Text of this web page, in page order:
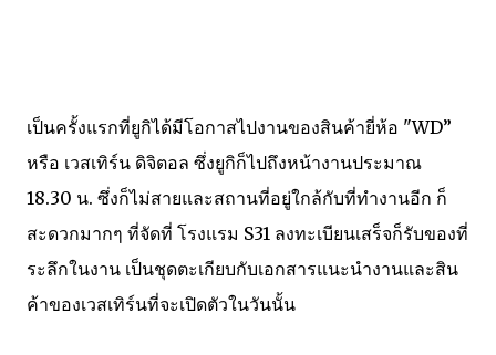
เป็นครั้งแรกที่ยูกิได้มีโอกาสไปงานของสินค้ายี่ห้อ "WD”
หรือ เวสเทิร์น ดิจิตอล ซึ่งยูกิก็ไปถึงหน้างานประมาณ
18.30 น. ซึ่งก็ไม่สายและสถานที่อยู่ใกล้กับที่ทำงานอีก ก็
สะดวกมากๆ ที่จัดที่ โรงแรม S31 ลงทะเบียนเสร็จก็รับของที่
ระลึกในงาน เป็นชุดตะเกียบกับเอกสารแนะนำงานและสิน
ค้าของเวสเทิร์นที่จะเปิดตัวในวันนั้น